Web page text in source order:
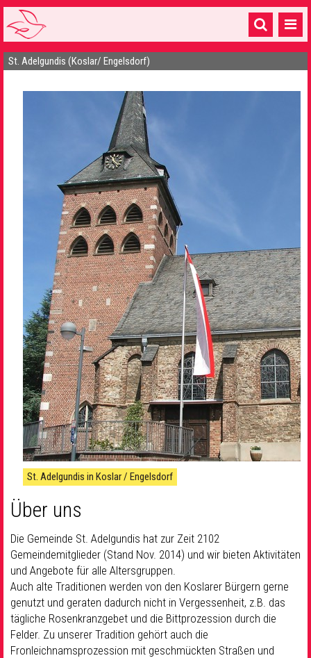
Startseite
1 Pfarrei
16 Gemeinden & mehr
Gottesdienste & Sinnsuche
Sakramente & Feste
Gemeinschaft & Soziales
& Kultur
Seelsorge & Kontakt
St. Adelgundis (Koslar/ Engelsdorf)
St. Adelgundis in Koslar / Engelsdorf
Über uns
Die Gemeinde St. Adelgundis hat zur Zeit 2102
Gemeindemitglieder (Stand Nov. 2014) und wir bieten Aktivitäten
und Angebote für alle Altersgruppen.
Auch alte Traditionen werden von den Koslarer Bürgern gerne
genutzt und geraten dadurch nicht in Vergessenheit, z.B. das
tägliche Rosenkranzgebet und die Bittprozession durch die
Felder. Zu unserer Tradition gehört auch die
Fronleichnamsprozession mit geschmückten Straßen und